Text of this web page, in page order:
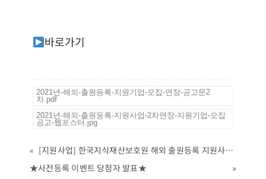
바로가기
2021년-해외-출원등록-지원기업-모집-연장-공고문2
차.pdf
2021년-해외-출원등록-지원사업-2차연장-지원기업-모집
공고-웹포스터.jpg
«
[지원사업] 한국지식재산보호원 해외 출원등록 지원사업 2차 지원기업 모집 안내
★사전등록 이벤트 당첨자 발표★
»